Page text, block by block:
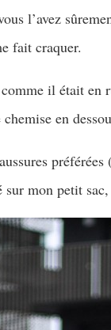
l’avez
fait craquer.
il était
en
mon petit